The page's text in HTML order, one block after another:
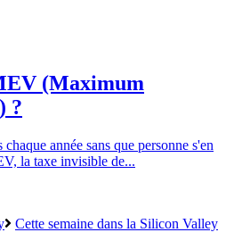
(Maximum
?
année sans que personne s'en
la taxe invisible de...
Cette semaine dans la Silicon Valley